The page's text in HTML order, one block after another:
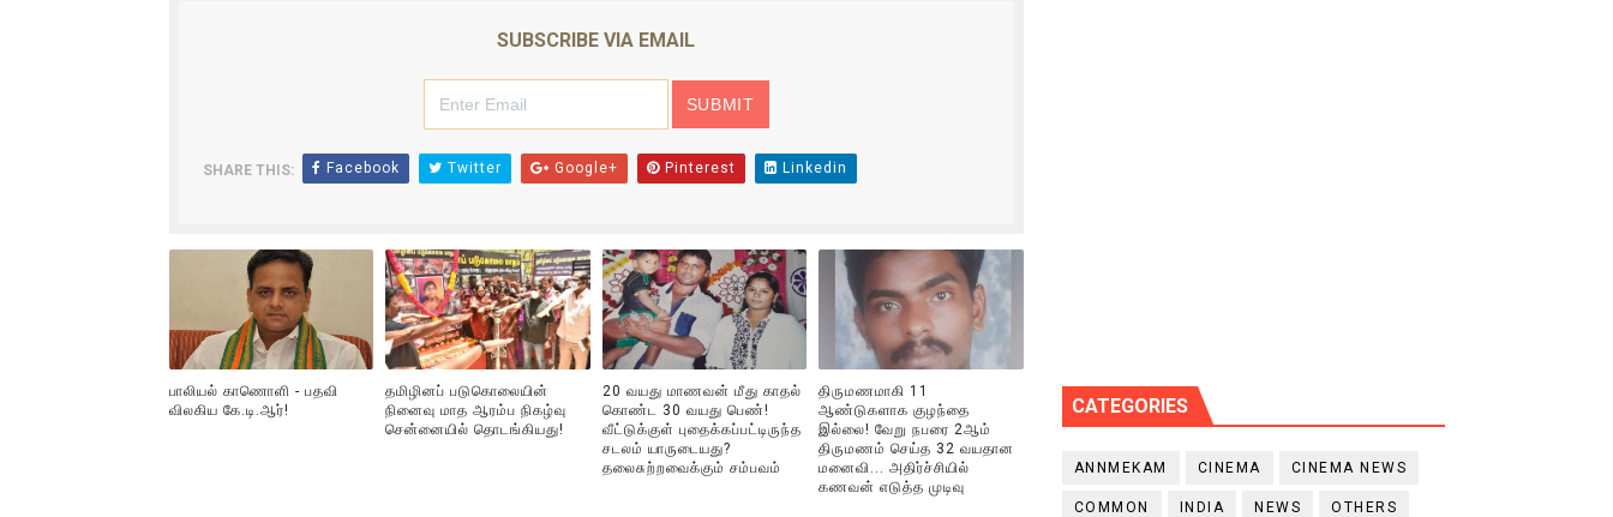
SUBSCRIBE VIA EMAIL
SHARE THIS: Facebook Twitter Google+ Pinterest Linkedin
பாலியல் காணொளி - பதவி
விலகிய கே.டி.ஆர்!
தமிழினப் படுகொலையின்
நினைவு மாத ஆரம்ப நிகழ்வு
சென்னையில் தொடங்கியது!
20 வயது மாணவன் மீது காதல்
கொண்ட 30 வயது பெண்!
வீட்டுக்குள் புதைக்கப்பட்டிருந்த
சடலம் யாருடையது?
தலைசுற்றவைக்கும் சம்பவம்
திருமணமாகி 11
ஆண்டுகளாக குழந்தை
இல்லை! வேறு நபரை 2ஆம்
திருமணம் செய்த 32 வயதான
மனைவி... அதிர்ச்சியில்
கணவன் எடுத்த முடிவு
CATEGORIES
ANNMEKAM CINEMA CINEMA NEWS
COMMON INDIA NEWS OTHERS